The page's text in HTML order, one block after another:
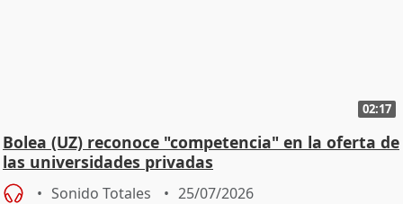
02:17
Bolea (UZ) reconoce "competencia" en la oferta de
las universidades privadas
Sonido Totales 25/07/2026